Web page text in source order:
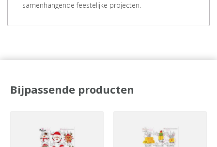
samenhangende feestelijke projecten.
Bijpassende producten